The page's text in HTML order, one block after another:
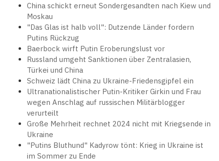
China schickt erneut Sondergesandten nach Kiew und
Moskau
"Das Glas ist halb voll": Dutzende Länder fordern
Putins Rückzug
Baerbock wirft Putin Eroberungslust vor
Russland umgeht Sanktionen über Zentralasien,
Türkei und China
Schweiz lädt China zu Ukraine-Friedensgipfel ein
Ultranationalistischer Putin-Kritiker Girkin und Frau
wegen Anschlag auf russischen Militärblogger
verurteilt
Große Mehrheit rechnet 2024 nicht mit Kriegsende in
Ukraine
"Putins Bluthund" Kadyrow tönt: Krieg in Ukraine ist
im Sommer zu Ende